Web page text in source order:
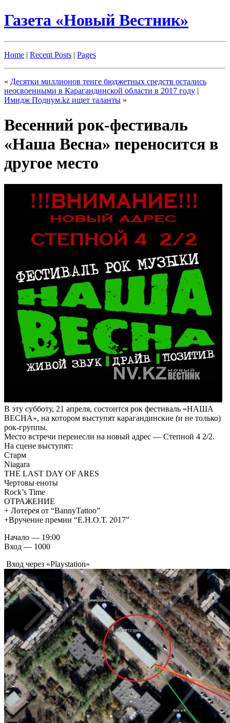
Газета «Новый Вестник»
Home | Recent Posts | Pages
« Десятки миллионов тенге бюджетных средств остались
неосвоенными в Карагандинской области в 2017 году |
Имидж Подиум.kz ищет таланты »
Весенний рок-фестиваль
«Наша Весна» переносится в
другое место
В эту субботу, 21 апреля, состоится рок фестиваль «НАША
ВЕСНА», на котором выступят карагандинские (и не только)
рок-группы.
Место встречи перенесли на новый адрес — Степной 4 2/2.
На сцене выступят:
Старм
Niagara
THE LAST DAY OF ARES
Чертовы еноты
Rock’s Time
ОТРАЖЕНИЕ
+ Лотерея от “BannyTattoo”
+Вручение премии “Е.Н.О.Т. 2017”
Начало — 19:00
Вход — 1000
Вход через «Playstation»